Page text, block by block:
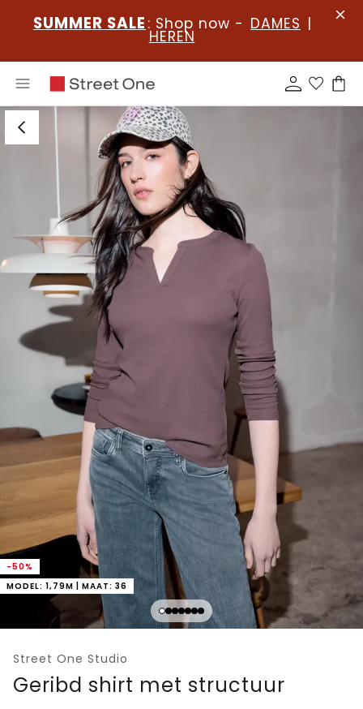
SUMMER SALE : Shop now - DAMES |
HEREN
-50%
MODEL: 1,79M | MAAT: 36
Street One Studio
Geribd shirt met structuur